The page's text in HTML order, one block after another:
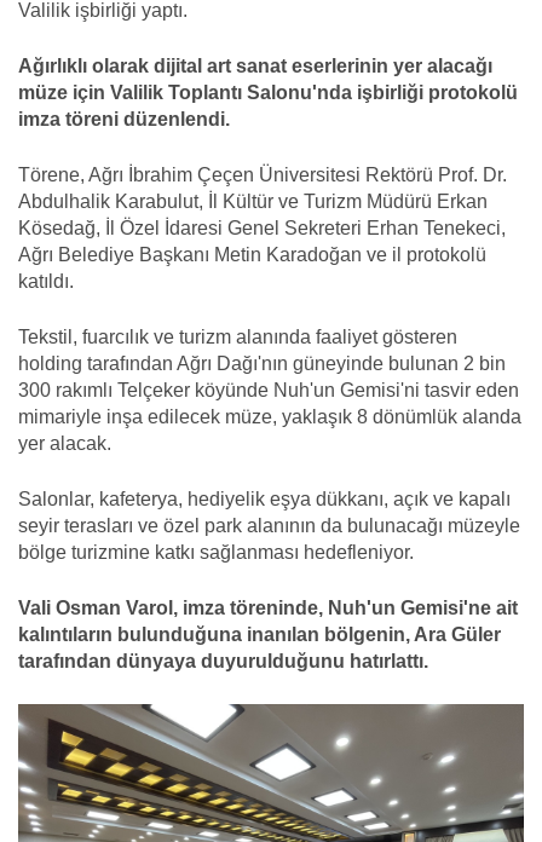
Valilik işbirliği yaptı.
Ağırlıklı olarak dijital art sanat eserlerinin yer alacağı
müze için Valilik Toplantı Salonu'nda işbirliği protokolü
imza töreni düzenlendi.
Törene, Ağrı İbrahim Çeçen Üniversitesi Rektörü Prof. Dr.
Abdulhalik Karabulut, İl Kültür ve Turizm Müdürü Erkan
Kösedağ, İl Özel İdaresi Genel Sekreteri Erhan Tenekeci,
Ağrı Belediye Başkanı Metin Karadoğan ve il protokolü
katıldı.
Tekstil, fuarcılık ve turizm alanında faaliyet gösteren
holding tarafından Ağrı Dağı'nın güneyinde bulunan 2 bin
300 rakımlı Telçeker köyünde Nuh'un Gemisi'ni tasvir eden
mimariyle inşa edilecek müze, yaklaşık 8 dönümlük alanda
yer alacak.
Salonlar, kafeterya, hediyelik eşya dükkanı, açık ve kapalı
seyir terasları ve özel park alanının da bulunacağı müzeyle
bölge turizmine katkı sağlanması hedefleniyor.
Vali Osman Varol, imza töreninde, Nuh'un Gemisi'ne ait
kalıntıların bulunduğuna inanılan bölgenin, Ara Güler
tarafından dünyaya duyurulduğunu hatırlattı.